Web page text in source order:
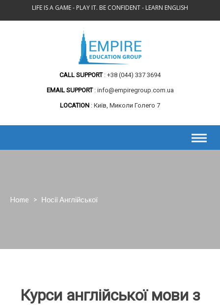
LIFE IS A GAME - PLAY IT. BE CONFIDENT - LEARN ENGLISH
CALL SUPPORT +38 (044) 337 3694
EMAIL SUPPORT info@empiregroup.com.ua
LOCATION Київ, Миколи Голего 7
Home > Носії Англійської
Курси англійської мови з